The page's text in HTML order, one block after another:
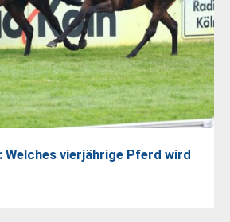
vierjährige Pferd wird